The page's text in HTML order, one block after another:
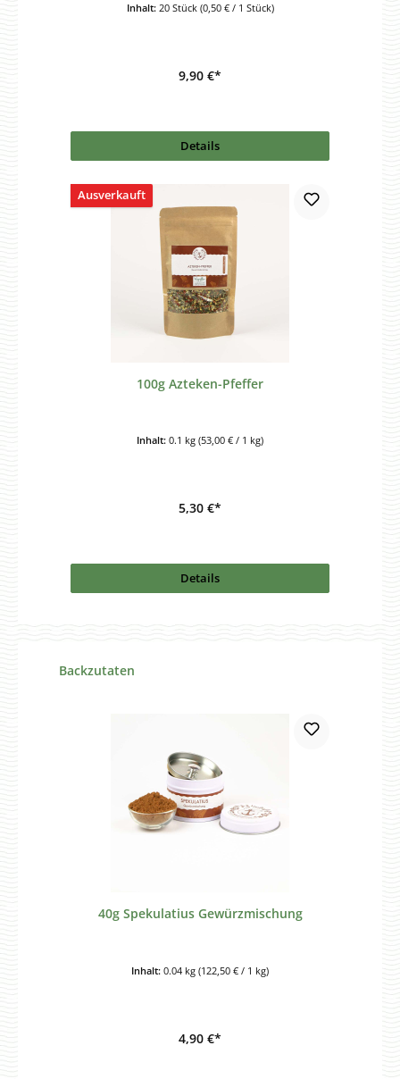
Inhalt: 20 Stück (0,50 € / 1 Stück)
9,90 €*
Details
Ausverkauft
100g Azteken-Pfeffer
Inhalt: 0.1 kg (53,00 € / 1 kg)
5,30 €*
Details
Produktgalerie überspringen
Backzutaten
40g Spekulatius Gewürzmischung
Inhalt: 0.04 kg (122,50 € / 1 kg)
4,90 €*